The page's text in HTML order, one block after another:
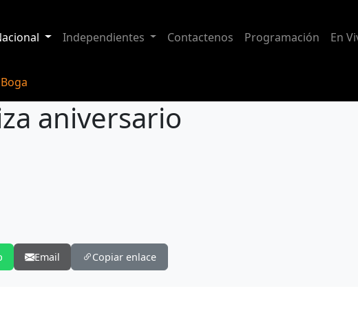
Independientes Contactenos Programación En
aniversario
Email Copiar enlace